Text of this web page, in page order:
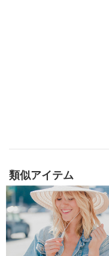
類似アイテム